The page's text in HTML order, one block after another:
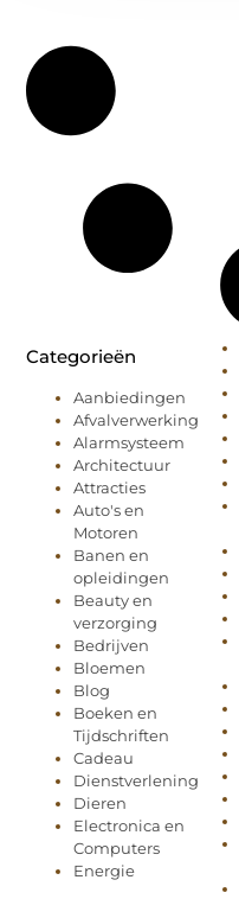
Categorieën
Aanbiedingen
Afvalverwerking
Alarmsysteem
Architectuur
Attracties
Auto's en
Motoren
Banen en
opleidingen
Beauty en
verzorging
Bedrijven
Bloemen
Blog
Boeken en
Tijdschriften
Cadeau
Dienstverlening
Dieren
Electronica en
Computers
Energie